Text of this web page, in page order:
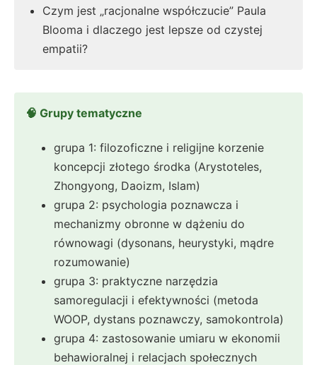
Czym jest „racjonalne współczucie” Paula
Blooma i dlaczego jest lepsze od czystej
empatii?
🧠 Grupy tematyczne
grupa 1: filozoficzne i religijne korzenie
koncepcji złotego środka (Arystoteles,
Zhongyong, Daoizm, Islam)
grupa 2: psychologia poznawcza i
mechanizmy obronne w dążeniu do
równowagi (dysonans, heurystyki, mądre
rozumowanie)
grupa 3: praktyczne narzędzia
samoregulacji i efektywności (metoda
WOOP, dystans poznawczy, samokontrola)
grupa 4: zastosowanie umiaru w ekonomii
behawioralnej i relacjach społecznych